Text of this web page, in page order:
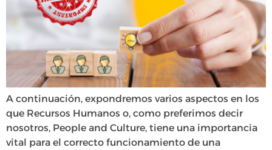
A continuación, expondremos varios aspectos en los
que Recursos Humanos o, como preferimos decir
nosotros, People and Culture, tiene una importancia
vital para el correcto funcionamiento de una